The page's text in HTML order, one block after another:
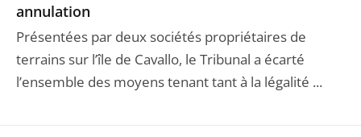
annulation
Présentées par deux sociétés propriétaires de
terrains sur l’île de Cavallo, le Tribunal a écarté
l’ensemble des moyens tenant tant à la légalité ...